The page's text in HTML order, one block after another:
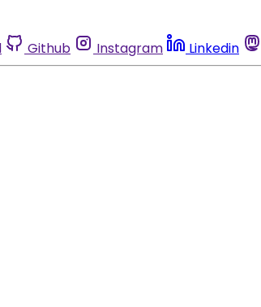
Github Instagram Linkedin